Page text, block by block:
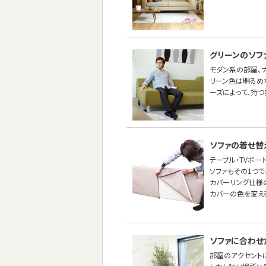
グリーンのソフ
モダン系の部屋、
リーン色は明るめ
ーズによって、持
ソファの着せ替
テーブル・TVボー
ソファもその1つ
カバーリング仕様
カバーの色を変え
ソファに合わせ
部屋のアクセント